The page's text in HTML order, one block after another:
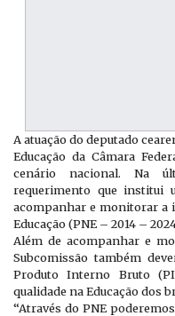
A atuação do deputado
Educação da Câmara
cenário nacional. Na
requerimento que institui
acompanhar e monitorar a
Educação (PNE – 2014 –
Além de acompanhar e
Subcomissão também
Produto Interno Bruto
qualidade na Educação dos
“Através do PNE